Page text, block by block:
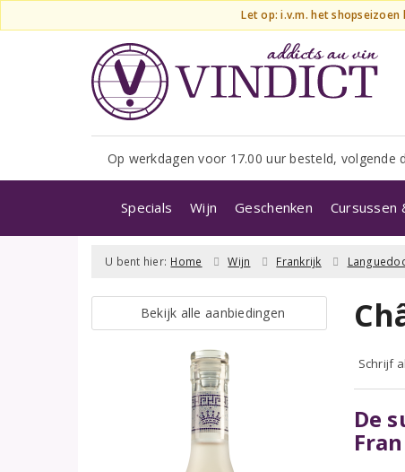
Let op: i.v.m. het
Op werkdagen voor 17.00 uur besteld, volgende
Specials Wijn Geschenken Cursussen
U bent hier: Home Wijn Frankrijk
Bekijk alle aanbiedingen
Schrijf
De